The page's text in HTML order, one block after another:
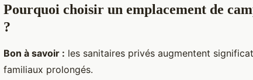
Pourquoi choisir un emplacement de
?
Bon à savoir : les sanitaires privés augmentent
familiaux prolongés.